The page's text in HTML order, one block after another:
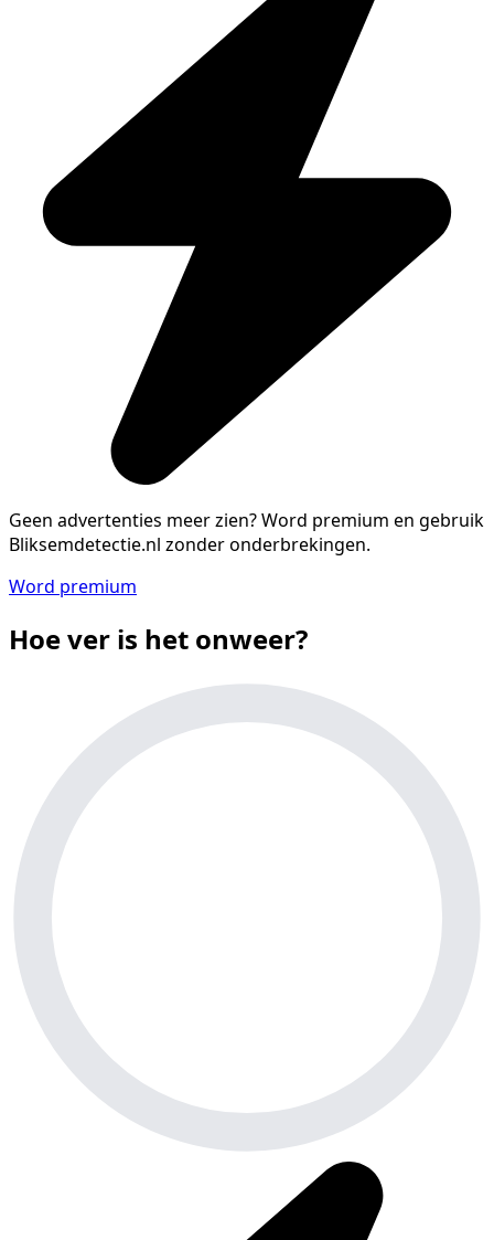
Geen advertenties meer zien?Word premium en gebruik
Bliksemdetectie.nl zonder onderbrekingen.
Word premium
Hoe ver is het onweer?